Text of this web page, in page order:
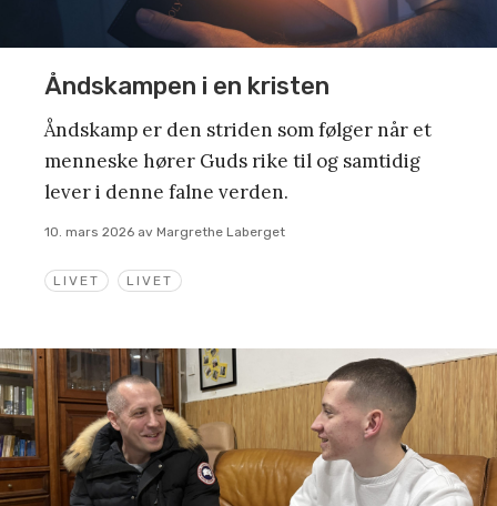
LIVET LIVET
Åndskampen i en kristen
Åndskamp er den striden som følger når et
menneske hører Guds rike til og samtidig
lever i denne falne verden.
10. mars 2026 av Margrethe Laberget